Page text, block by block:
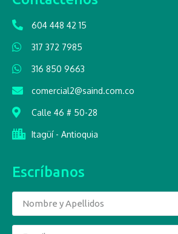
604 448 42 15
317 372 7985
316 850 9663
comercial2@saind.com.co
Calle 46 # 50-28
Itagüí - Antioquia
Escríbanos